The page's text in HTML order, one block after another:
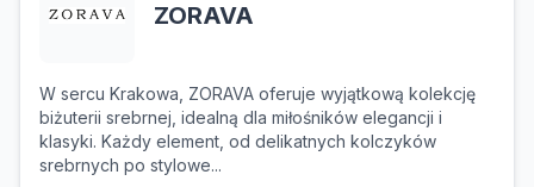
ZORAVA
W sercu Krakowa, ZORAVA oferuje wyjątkową kolekcję
biżuterii srebrnej, idealną dla miłośników elegancji i
klasyki. Każdy element, od delikatnych kolczyków
srebrnych po stylowe...